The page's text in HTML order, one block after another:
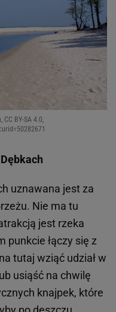
BY-SA 4.0,
uznawana jest za
Nie ma tu
jest rzeka
punkcie łączy się z
tutaj wziąć udział w
usiąść na chwilę
knajpek, które